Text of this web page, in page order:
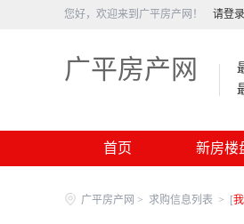
您好，欢迎来到广平房产网！ 请登录
广平房产网
首页 新房楼
广平房产网 > 求购信息列表 > [